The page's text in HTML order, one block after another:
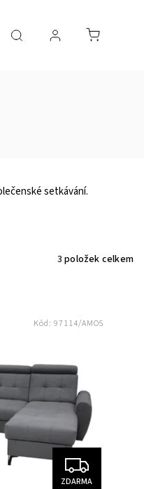
setkávání.
3 položek celkem
ZDARMA
Kód: 97114/AMO5